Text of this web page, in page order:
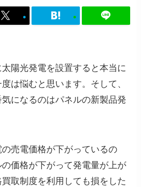
陽光発電を設置すると本当に
は悩むと思います。そして、
になるのはパネルの新製品発
売電価格が下がっているの
価格が下がって発電量が上が
取制度を利用しても損をした